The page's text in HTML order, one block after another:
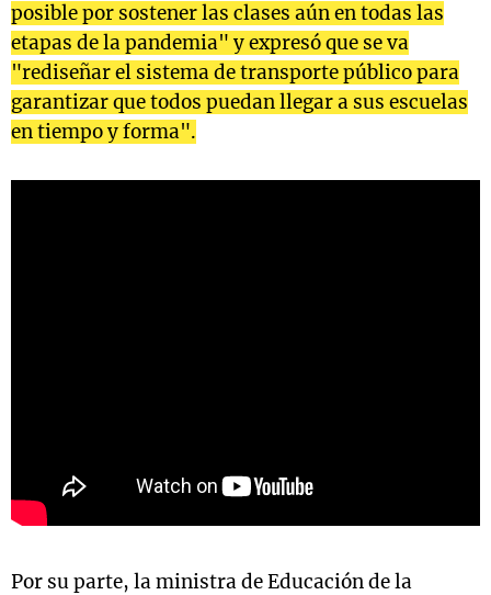
posible por sostener las clases aún en todas las
etapas de la pandemia" y expresó que se va
"rediseñar el sistema de transporte público para
garantizar que todos puedan llegar a sus escuelas
en tiempo y forma".
Por su parte, la ministra de Educación de la